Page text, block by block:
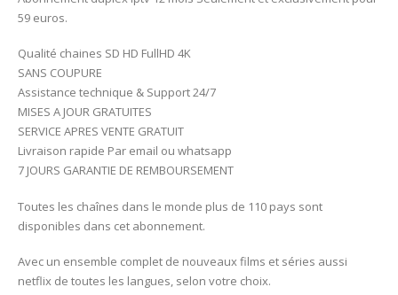
59 euros.
Qualité chaines SD HD FullHD 4K
SANS COUPURE
Assistance technique & Support 24/7
MISES A JOUR GRATUITES
SERVICE APRES VENTE GRATUIT
Livraison rapide Par email ou whatsapp
7 JOURS GARANTIE DE REMBOURSEMENT
Toutes les chaînes dans le monde plus de 110 pays sont
disponibles dans cet abonnement.
Avec un ensemble complet de nouveaux films et séries aussi
netflix de toutes les langues, selon votre choix.